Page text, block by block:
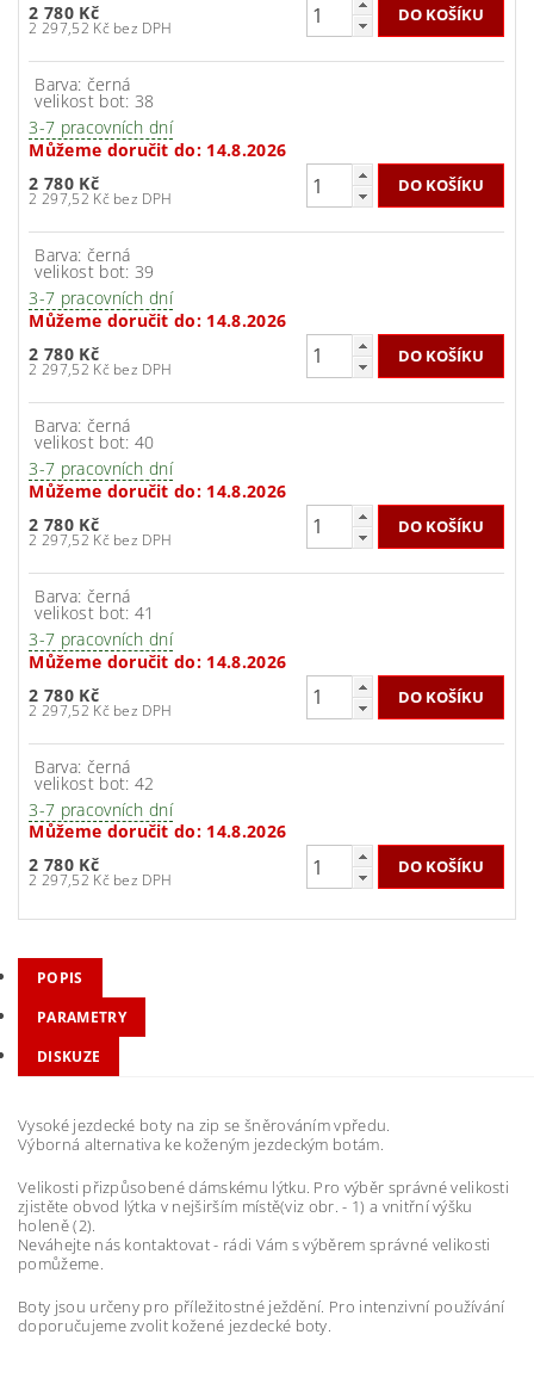
2 780 Kč
2 297,52 Kč bez DPH
Barva: černá
velikost bot: 38
3-7 pracovních dní
Můžeme doručit do: 14.8.2026
2 780 Kč
2 297,52 Kč bez DPH
Barva: černá
velikost bot: 39
3-7 pracovních dní
Můžeme doručit do: 14.8.2026
2 780 Kč
2 297,52 Kč bez DPH
Barva: černá
velikost bot: 40
3-7 pracovních dní
Můžeme doručit do: 14.8.2026
2 780 Kč
2 297,52 Kč bez DPH
Barva: černá
velikost bot: 41
3-7 pracovních dní
Můžeme doručit do: 14.8.2026
2 780 Kč
2 297,52 Kč bez DPH
Barva: černá
velikost bot: 42
3-7 pracovních dní
Můžeme doručit do: 14.8.2026
2 780 Kč
2 297,52 Kč bez DPH
POPIS
PARAMETRY
DISKUZE
Vysoké jezdecké boty na zip se šněrováním vpředu.
Výborná alternativa ke koženým jezdeckým botám.
Velikosti přizpůsobené dámskému lýtku. Pro výběr správné velikosti
zjistěte obvod lýtka v nejširším místě(viz obr. - 1) a vnitřní výšku
holeně (2).
Neváhejte nás kontaktovat - rádi Vám s výběrem správné velikosti
pomůžeme.
Boty jsou určeny pro příležitostné ježdění. Pro intenzivní používání
doporučujeme zvolit kožené jezdecké boty.